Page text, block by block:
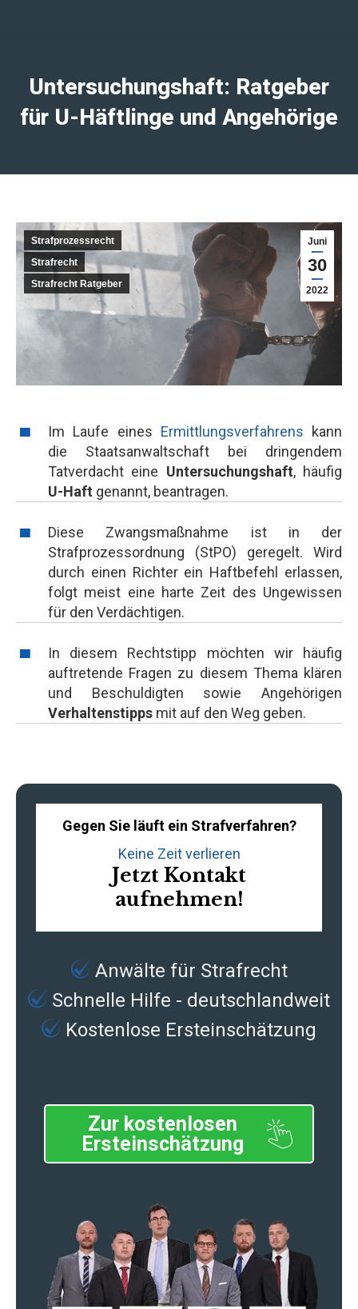
Untersuchungshaft: Ratgeber
für U-Häftlinge und Angehörige
Juni
30
2022
Strafprozessrecht
Strafrecht
Strafrecht Ratgeber
Im Laufe eines Ermittlungsverfahrens kann
die Staatsanwaltschaft bei dringendem
Tatverdacht eine Untersuchungshaft, häufig
U-Haft genannt, beantragen.
Diese Zwangsmaßnahme ist in der
Strafprozessordnung (StPO) geregelt. Wird
durch einen Richter ein Haftbefehl erlassen,
folgt meist eine harte Zeit des Ungewissen
für den Verdächtigen.
In diesem Rechtstipp möchten wir häufig
auftretende Fragen zu diesem Thema klären
und Beschuldigten sowie Angehörigen
Verhaltenstipps mit auf den Weg geben.
Gegen Sie läuft ein Strafverfahren?
Keine Zeit verlieren
Jetzt Kontakt
aufnehmen!
Anwälte für Strafrecht
Schnelle Hilfe - deutschlandweit
Kostenlose Ersteinschätzung
Zur kostenlosen
Ersteinschätzung